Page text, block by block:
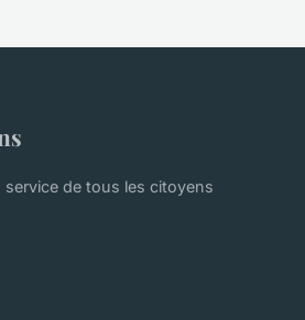
de tous les citoyens